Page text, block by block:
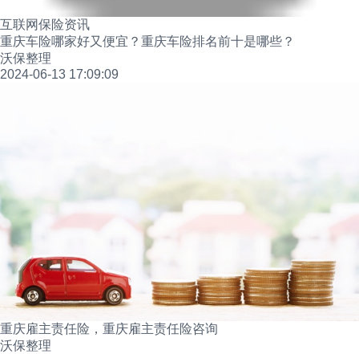
互联网保险资讯
重庆车险哪家好又便宜？重庆车险排名前十是哪些？
沃保整理
2024-06-13 17:09:09
重庆雇主责任险，重庆雇主责任险咨询
沃保整理